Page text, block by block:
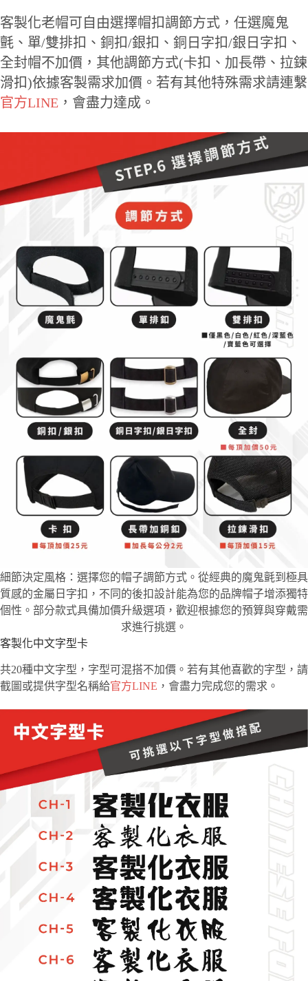
客製化老帽可自由選擇帽扣調節方式，任選魔鬼
氈、單/雙排扣、銅扣/銀扣、銅日字扣/銀日字扣、
全封帽不加價，其他調節方式(卡扣、加長帶、拉鍊
滑扣)依據客製需求加價。若有其他特殊需求請連繫
官方LINE ，會盡力達成。
細節決定風格：選擇您的帽子調節方式。從經典的魔鬼氈到極具
質感的金屬日字扣，不同的後扣設計能為您的品牌帽子增添獨特
個性。部分款式具備加價升級選項，歡迎根據您的預算與穿戴需
求進行挑選。
客製化中文字型卡
共20種中文字型，字型可混搭不加價。若有其他喜歡的字型，請
截圖或提供字型名稱給官方LINE ，會盡力完成您的需求。